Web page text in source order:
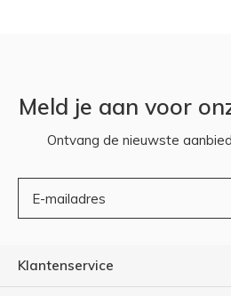
Meld je aan voor
Ontvang de nieuwste
Klantenservice